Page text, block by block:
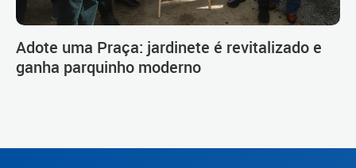
Adote uma Praça: jardinete é revitalizado e
ganha parquinho moderno